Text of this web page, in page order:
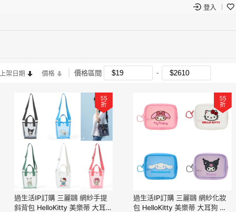
登入
上架日期 價格 價格區間
55
折
過生活IP訂購 三麗鷗 網紗手提
斜背包 HelloKitty 美樂蒂 大耳狗
55
折
過生活IP訂購 三麗鷗 網紗化妝
包 HelloKitty 美樂蒂 大耳狗 酷